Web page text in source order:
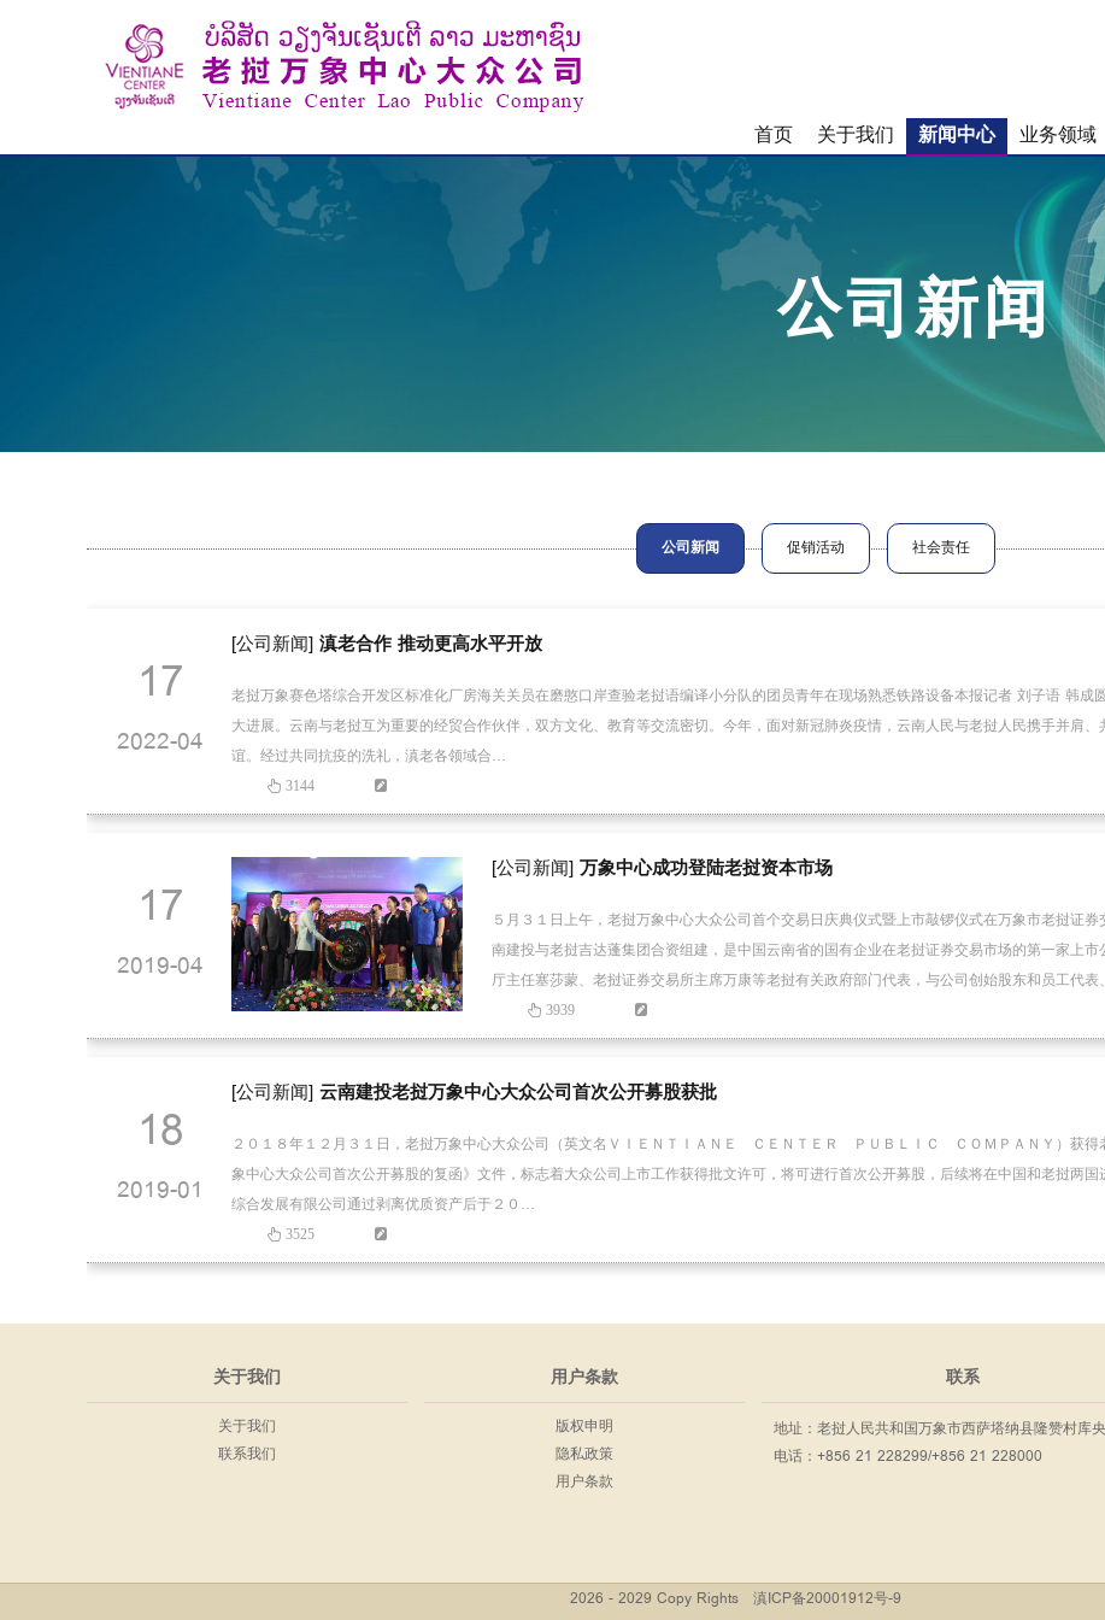
首页 关于我们 新闻中心 业务领域
公司新闻
公司新闻 促销活动 社会责任
17
2022-04
[公司新闻] 滇老合作 推动更高水平开放
老挝万象赛色塔综合开发区标准化厂房海关关员在磨憨口岸查验老挝语编译小分队的团员青年在现场熟悉铁路设备本报记者 刘子语 韩
大进展。云南与老挝互为重要的经贸合作伙伴，双方文化、教育等交流密切。今年，面对新冠肺炎疫情，云南人民与老挝人民携手并肩
谊。经过共同抗疫的洗礼，滇老各领域合…
3144
17
2019-04
[公司新闻] 万象中心成功登陆老挝资本市场
５月３１日上午，老挝万象中心大众公司首个交易日庆典仪式暨上市敲锣仪式在万象市老挝证
南建投与老挝吉达蓬集团合资组建，是中国云南省的国有企业在老挝证券交易市场的第一家上
厅主任塞莎蒙、老挝证券交易所主席万康等老挝有关政府部门代表，与公司创始股东和员工代
3939
18
2019-01
[公司新闻] 云南建投老挝万象中心大众公司首次公开募股获批
２０１８年１２月３１日，老挝万象中心大众公司（英文名ＶＩＥＮＴＩＡＮＥ ＣＥＮＴＥＲ ＰＵＢＬＩＣ ＣＯＭＰＡＮＹ）获得
象中心大众公司首次公开募股的复函》文件，标志着大众公司上市工作获得批文许可，将可进行首次公开募股，后续将在中国和老挝两
综合发展有限公司通过剥离优质资产后于２０…
3525
关于我们
关于我们
联系我们
用户条款
版权申明
隐私政策
用户条款
联系
地址：老挝人民共和国万象市西萨塔纳县隆赞村库
电话：+856 21 228299/+856 21 228000
2026 - 2029 Copy Rights 滇ICP备20001912号-9